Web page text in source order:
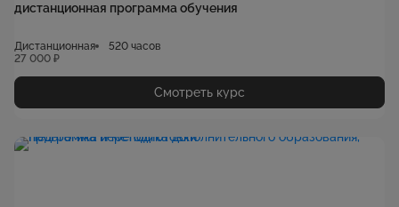
дистанционная программа обучения
Дистанционная
520 часов
27 000 ₽
Смотреть курс